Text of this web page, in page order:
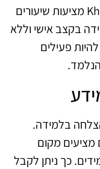
בנוסף, פלטפורמות כמו Khan Academy מציעות שיעורים
בקצב אישי וללא
פעילים
בלמידה.
מציעים מקום
כך ניתן לקבל